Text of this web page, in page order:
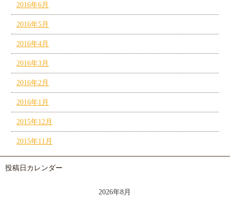
2016年6月
2016年5月
2016年4月
2016年3月
2016年2月
2016年1月
2015年12月
2015年11月
投稿日カレンダー
2026年8月